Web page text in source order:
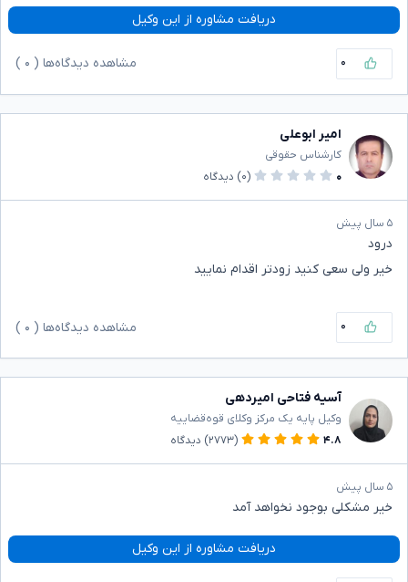
دریافت مشاوره از این وکیل
۰ مشاهده دیدگاه‌ها ( ۰
امیر ابوعلی
کارشناس حقوقی
۰
(۰) دیدگاه
۵ سال پیش
درود
خیر ولی سعی کنید زودتر اقدام نمایید
۰ مشاهده دیدگاه‌ها ( ۰
آسیه فتاحی امیردهی
وکیل پایه یک مرکز وکلای قوه‌قضاییه
۴.۸
(۲۷۷۳) دیدگاه
۵ سال پیش
خیر مشکلی بوجود نخواهد آمد
دریافت مشاوره از این وکیل